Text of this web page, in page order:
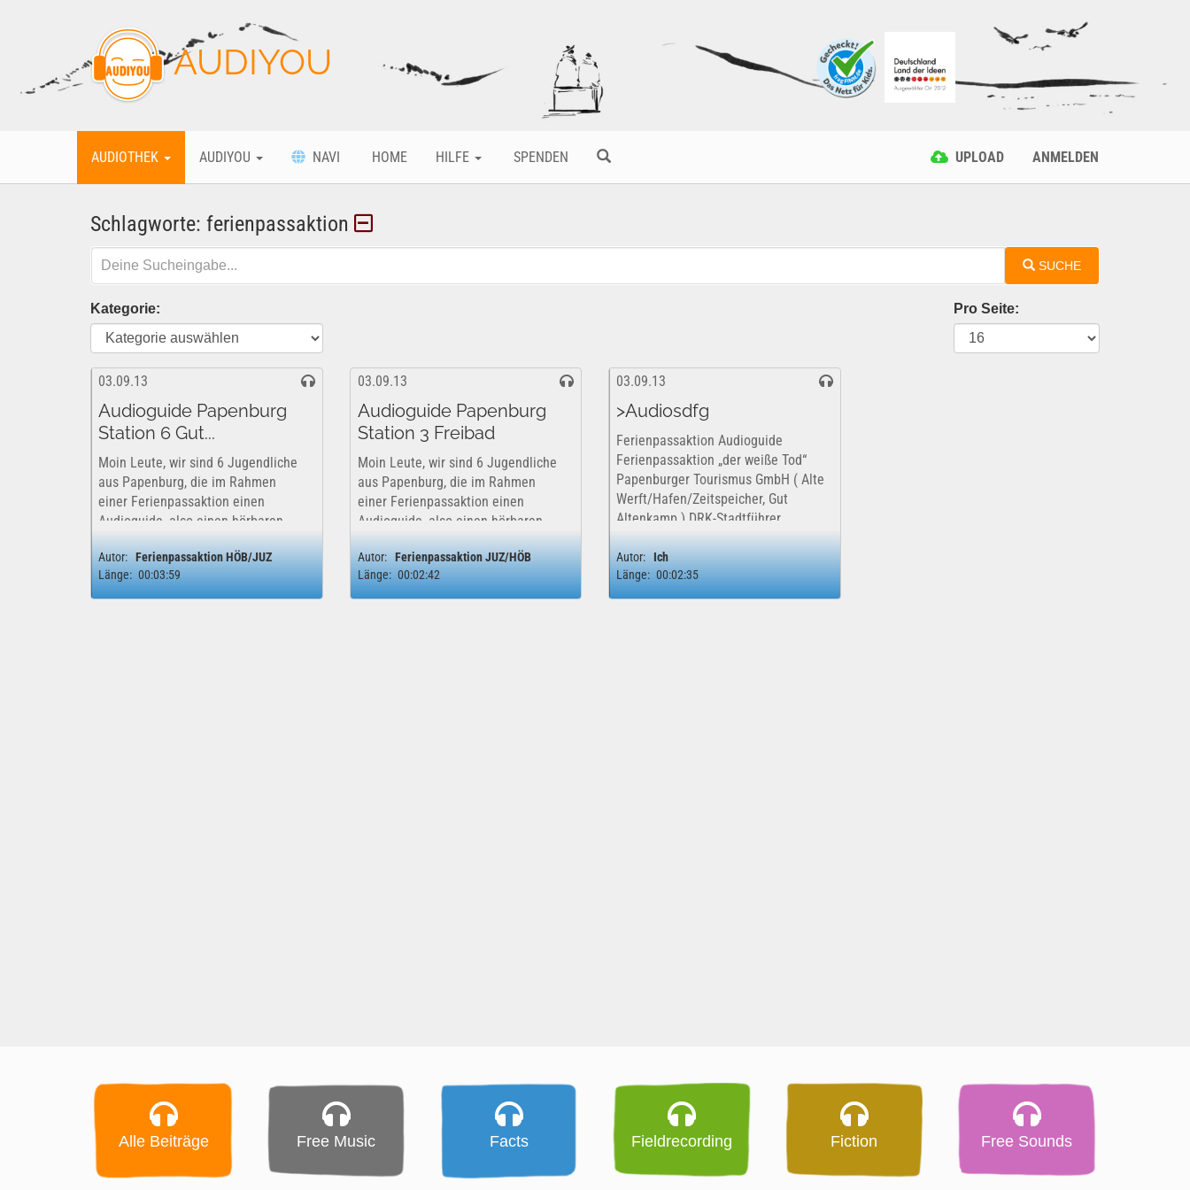
AUDIYOU
AUDIOTHEK AUDIYOU NAVI HOME HILFE SPENDEN UPLOAD ANMELDEN
Schlagworte: ferienpassaktion
SUCHE
Kategorie: Pro Seite:
03.09.13
Audioguide Papenburg
Station 6 Gut...
Moin Leute, wir sind 6 Jugendliche
aus Papenburg, die im Rahmen
einer Ferienpassaktion einen
Audioguide, also einen hörbaren
Stadtführer erstellt haben. Wir
haben uns in den Sommerferien
2013 auf den Weg gemacht und
spannende Orte unserer...
Autor: Ferienpassaktion HÖB/JUZ
Länge: 00:03:59
03.09.13
Audioguide Papenburg
Station 3 Freibad
Moin Leute, wir sind 6 Jugendliche
aus Papenburg, die im Rahmen
einer Ferienpassaktion einen
Audioguide, also einen hörbaren
Stadtführer erstellt haben. Wir
haben uns in den Sommerferien
2013 auf den Weg gemacht und
spannende Orte...
Autor: Ferienpassaktion JUZ/HÖB
Länge: 00:02:42
03.09.13
>Audiosdfg
Ferienpassaktion Audioguide
Ferienpassaktion „der weiße Tod“
Papenburger Tourismus GmbH ( Alte
Werft/Hafen/Zeitspeicher, Gut
Altenkamp ) DRK-Stadtführer
Stephanie Krieger JUZ-TV
Jugendtreff Aschendorf Zirkus der
Generationen ...
Autor: Ich
Länge: 00:02:35
Alle Beiträge Free Music Facts Fieldrecording Fiction Free Sounds